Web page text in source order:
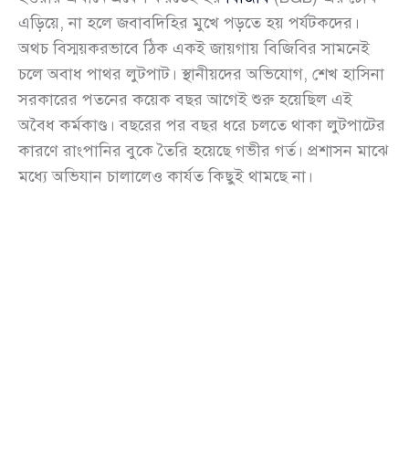
এড়িয়ে, না হলে জবাবদিহির মুখে পড়তে হয় পর্যটকদের।
অথচ বিস্ময়করভাবে ঠিক একই জায়গায় বিজিবির সামনেই
চলে অবাধ পাথর লুটপাট। স্থানীয়দের অভিযোগ, শেখ হাসিনা
সরকারের পতনের কয়েক বছর আগেই শুরু হয়েছিল এই
অবৈধ কর্মকাণ্ড। বছরের পর বছর ধরে চলতে থাকা লুটপাটের
কারণে রাংপানির বুকে তৈরি হয়েছে গভীর গর্ত। প্রশাসন মাঝে
মধ্যে অভিযান চালালেও কার্যত কিছুই থামছে না।